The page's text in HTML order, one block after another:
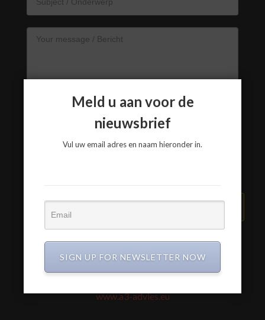
www.a3-advies.eu
Meld u aan voor de
nieuwsbrief
Vul uw email adres en naam hieronder in.
SIGN UP FOR NEWSLETTER NOW